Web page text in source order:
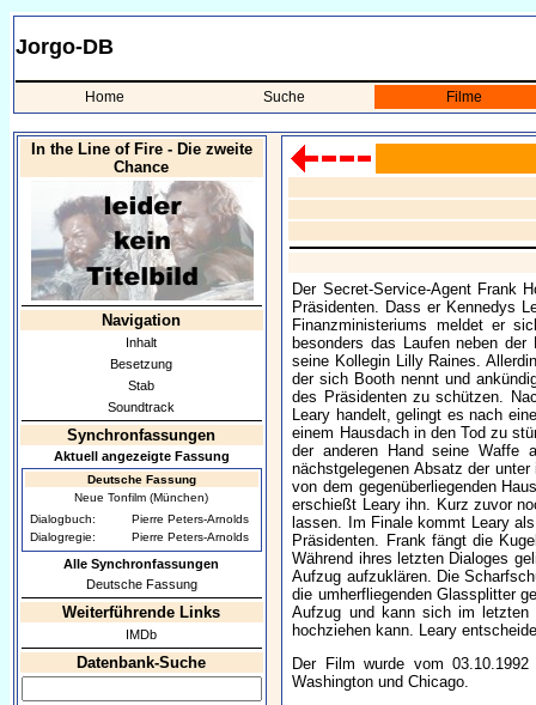
Jorgo-DB
Home Suche Filme
In the Line of Fire - Die zweite
Chance
Navigation
Inhalt
Besetzung
Stab
Soundtrack
Synchronfassungen
Aktuell angezeigte Fassung
Deutsche Fassung
Neue Tonfilm (München)
Dialogbuch:
Pierre Peters-Arnolds
Dialogregie:
Pierre Peters-Arnolds
Alle Synchronfassungen
Deutsche Fassung
Weiterführende Links
IMDb
Datenbank-Suche
Der Secret-Service-Agent Frank
Präsidenten. Dass er Kennedys
Finanzministeriums meldet er
besonders das Laufen neben
seine Kollegin Lilly Raines.
der sich Booth nennt und
des Präsidenten zu schützen.
Leary handelt, gelingt es nach
einem Hausdach in den Tod zu
der anderen Hand seine Waffe
nächstgelegenen Absatz der
von dem gegenüberliegenden
erschießt Leary ihn. Kurz zuvor
lassen. Im Finale kommt Leary
Präsidenten. Frank fängt die
Während ihres letzten Dialoges
Aufzug aufzuklären. Die
die umherfliegenden Glassplitter
Aufzug und kann sich im letzten
hochziehen kann. Leary
Der Film wurde vom
Washington und Chicago.